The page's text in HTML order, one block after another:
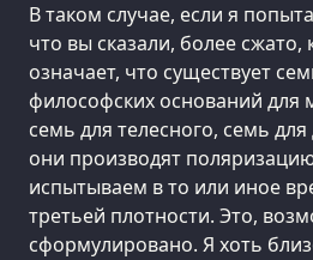
В таком случае, если я
что вы сказали, более сжато,
означает, что существует
философских оснований для
семь для телесного, семь
они производят
испытываем в то или иное
третьей плотности. Это,
сформулировано. Я хоть